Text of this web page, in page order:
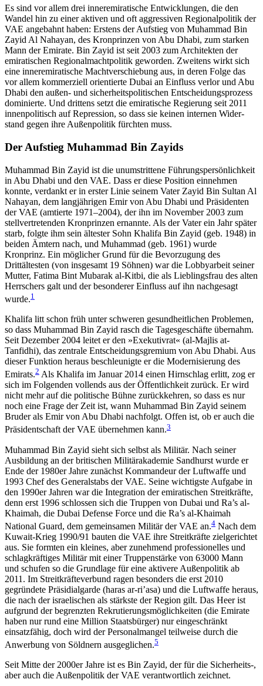
Es sind vor allem drei inneremiratische Entwick­lun­gen, die den
Wandel hin zu einer aktiven und oft ag­gressiven Regionalpolitik der
VAE angebahnt haben: Erstens der Aufstieg von Muhammad Bin
Zayid Al Nahayan, des Kronprinzen von Abu Dhabi, zum star­ken
Mann der Emirate. Bin Zayid ist seit 2003 zum Architekten der
emiratischen Regional­machtpolitik geworden. Zweitens wirkt sich
eine inneremiratische Machtverschiebung aus, in deren Folge das
vor allem kommerziell orientierte Dubai an Einfluss verlor und Abu
Dhabi den außen- und sicherheitspolitischen Entscheidungsprozess
domi­nierte. Und drittens setzt die emiratische Regierung seit 2011
innenpolitisch auf Repression, so dass sie keinen internen Wider­
stand gegen ihre Außenpolitik fürchten muss.
Der Aufstieg Muhammad Bin Zayids
Muhammad Bin Zayid ist die unumstrittene Führungs­persönlichkeit
in Abu Dhabi und den VAE. Dass er diese Position einnehmen
konnte, verdankt er in erster Linie seinem Vater Zayid Bin Sultan Al
Naha­yan, dem langjährigen Emir von Abu Dhabi und Präsidenten
der VAE (amtierte 1971–2004), der ihn im November 2003 zum
stellvertretenden Kronprinzen ernannte. Als der Vater ein Jahr später
starb, folg­te ihm sein ältester Sohn Khalifa Bin Zayid (geb. 1948) in
beiden Ämtern nach, und Muhammad (geb. 1961) wurde
Kronprinz. Ein möglicher Grund für die Bevor­zugung des
Drittältesten (von insgesamt 19 Söhnen) war die Lobbyarbeit seiner
Mutter, Fatima Bint Muba­rak al-Kitbi, die als Lieb­lingsfrau des alten
Herrschers galt und der besonderer Einfluss auf ihn nachgesagt
wurde.1
Khalifa litt schon früh unter schweren gesundheitlichen Problemen,
so dass Muhammad Bin Zayid rasch die Tagesgeschäfte übernahm.
Seit Dezember 2004 leitet er den »Exekutivrat« (al-Majlis at-
Tanfidhi), das zentrale Entscheidungsgremium von Abu Dhabi. Aus
dieser Funktion heraus beschleunigte er die Modernisierung des
Emirats.2 Als Khalifa im Januar 2014 einen Hirnschlag erlitt, zog er
sich im Folgenden vollends aus der Öffentlichkeit zurück. Er wird
nicht mehr auf die politische Bühne zurückkehren, so dass es nur
noch eine Frage der Zeit ist, wann Muhammad Bin Zayid seinem
Bruder als Emir von Abu Dhabi nachfolgt. Offen ist, ob er auch die
Präsidentschaft der VAE übernehmen kann.3
Muhammad Bin Zayid sieht sich selbst als Militär. Nach seiner
Ausbildung an der britischen Militär­akademie Sandhurst wurde er
Ende der 1980er Jahre zunächst Kommandeur der Luftwaffe und
1993 Chef des Generalstabs der VAE. Seine wichtigste Aufgabe in
den 1990er Jahren war die Integration der emirati­schen Streitkräfte,
denn erst 1996 schlossen sich die Truppen von Dubai und Ra’s al-
Khaimah, die Dubai Defense Force und die Ra’s al-Khaimah
National Guard, dem gemeinsamen Militär der VAE an.4 Nach dem
Kuwait-Krieg 1990/91 bauten die VAE ihre Streit­kräfte zielgerichtet
aus. Sie formten ein kleines, aber zuneh­mend professionelles und
schlagkräftiges Mili­tär mit einer Truppenstärke von 63000 Mann
und schufen so die Grundlage für eine aktivere Außen­politik ab
2011. Im Streitkräfteverbund ragen beson­ders die erst 2010
gegründete Präsidialgarde (haras ar-ri’asa) und die Luftwaffe heraus,
die nach der israeli­schen als stärkste der Region gilt. Das Heer ist
auf­grund der begrenzten Rekrutierungsmöglichkeiten (die Emirate
haben nur rund eine Million Staatsbürger) nur eingeschränkt
einsatzfähig, doch wird der Personalmangel teilweise durch die
Anwerbung von Söldnern ausgeglichen.5
Seit Mitte der 2000er Jahre ist es Bin Zayid, der für die Sicherheits-,
aber auch die Außenpolitik der VAE verantwortlich zeichnet.